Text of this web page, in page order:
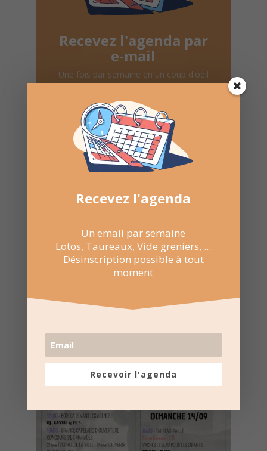
Recevez l'agenda par
e-mail
Une fois par semaine en un coup d'oeil
Désinscription possible à tout moment
semaine
Nombre de consultations : 341
Recevez l'agenda
Un email par semaine
Lotos, Taureaux, Vide greniers, ...
Désinscription possible à tout
moment
Recevoir l'agenda